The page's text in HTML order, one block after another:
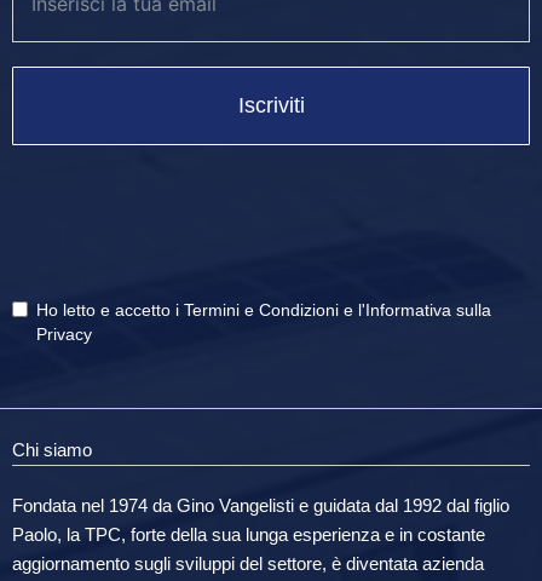
Iscriviti
Ho letto e accetto i Termini e Condizioni e l'Informativa sulla
Privacy
Chi siamo
Fondata nel 1974 da Gino Vangelisti e guidata dal 1992 dal figlio
Paolo, la TPC, forte della sua lunga esperienza e in costante
aggiornamento sugli sviluppi del settore, è diventata azienda